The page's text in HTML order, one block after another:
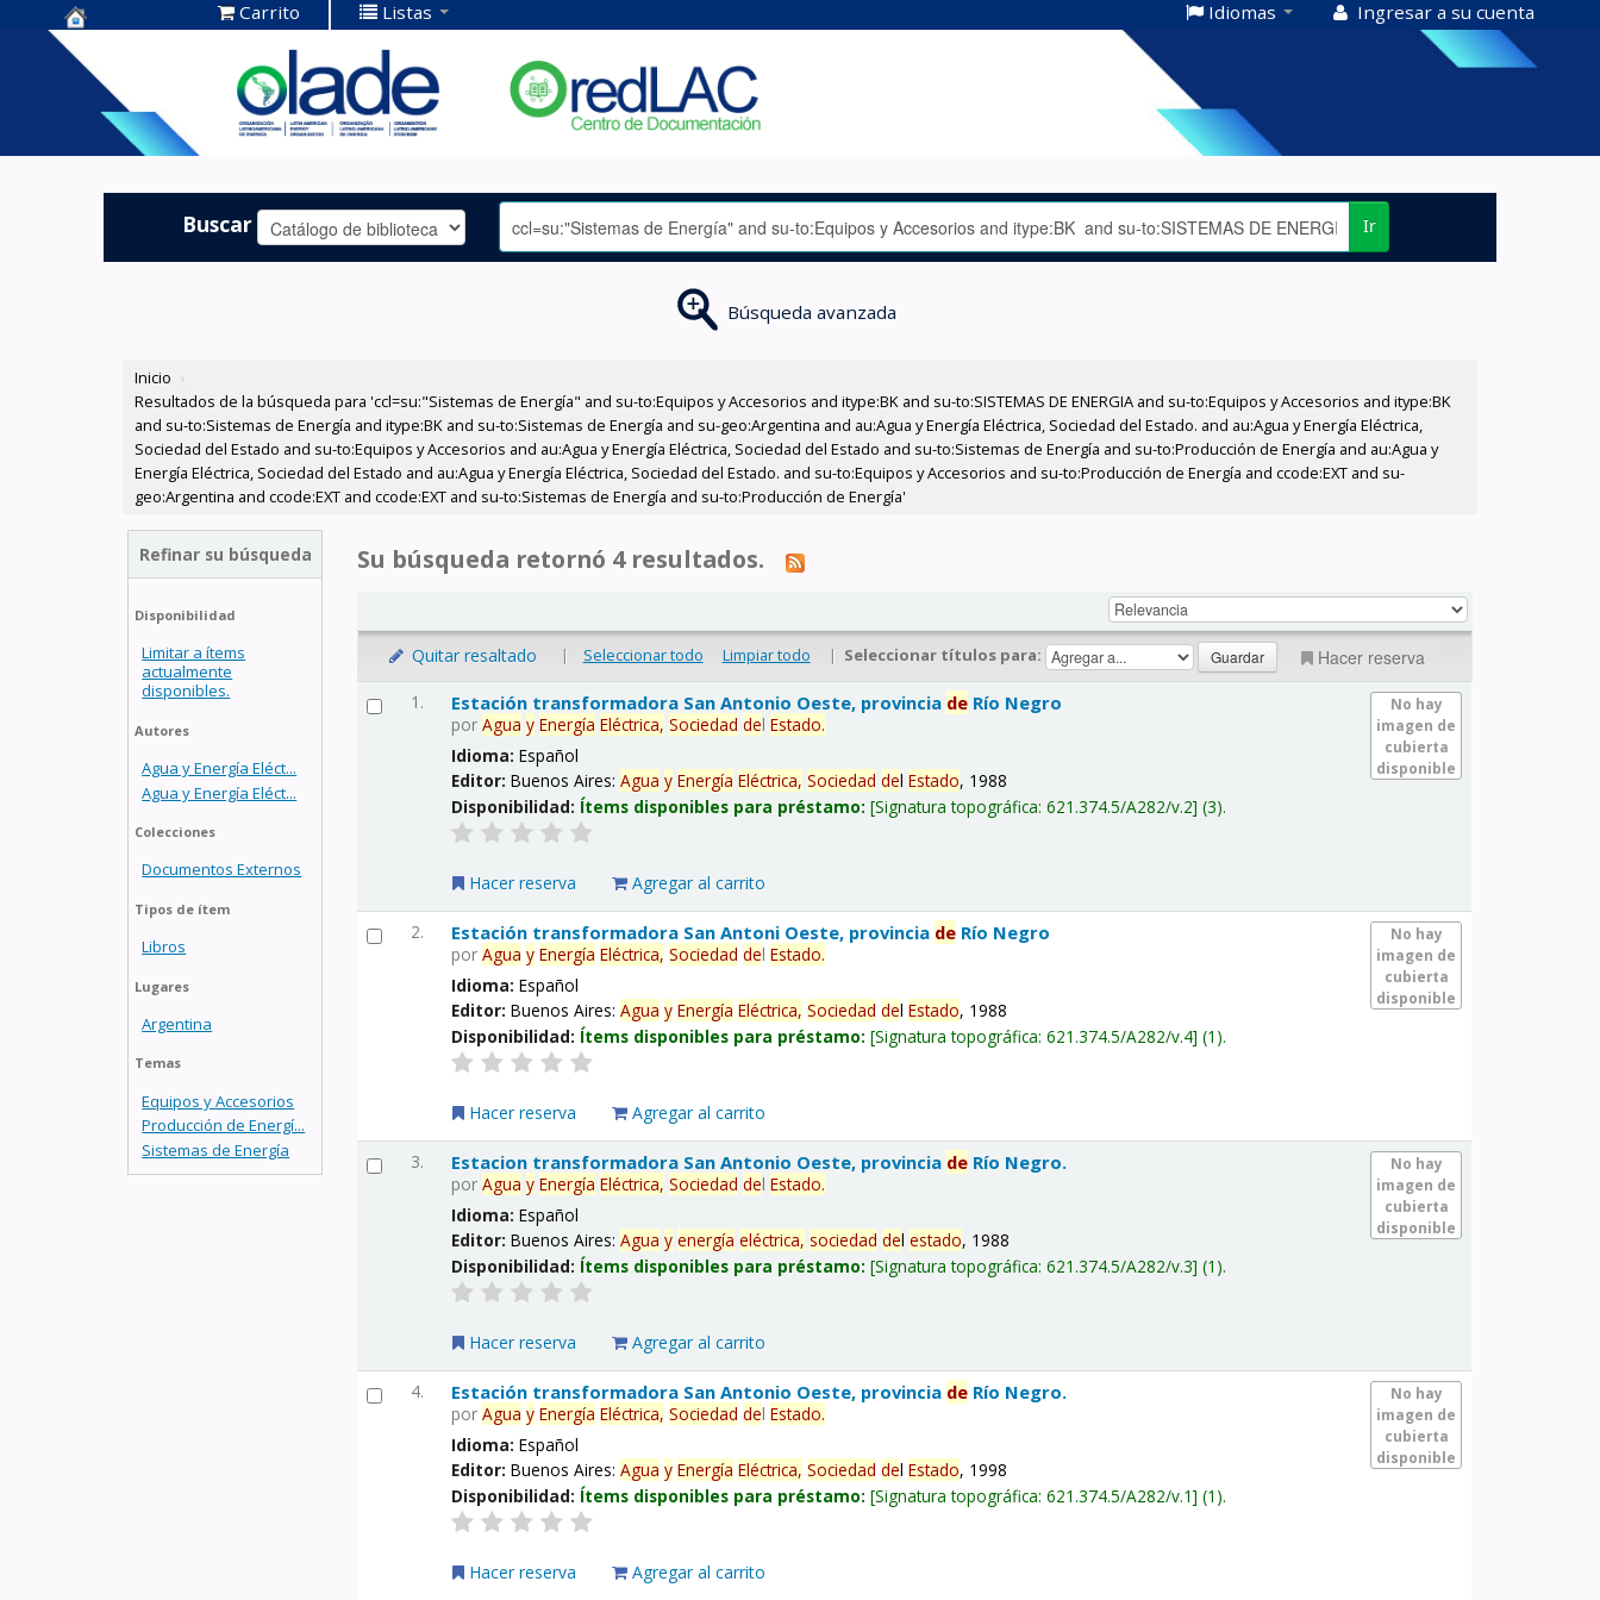
Centro de
Documentación
OLADE -
Carrito Listas Idiomas Ingresar a su cuenta
Buscar Ir
Búsqueda avanzada
Inicio ›
Resultados de la búsqueda para 'ccl=su:"Sistemas de Energía" and su-to:Equipos y Accesorios and itype:BK and su-to:SISTEMAS DE ENERGIA and su-to:Equipos y Accesorios and itype:BK
and su-to:Sistemas de Energía and itype:BK and su-to:Sistemas de Energía and su-geo:Argentina and au:Agua y Energía Eléctrica, Sociedad del Estado. and au:Agua y Energía Eléctrica,
Sociedad del Estado and su-to:Equipos y Accesorios and au:Agua y Energía Eléctrica, Sociedad del Estado and su-to:Sistemas de Energía and su-to:Producción de Energía and au:Agua y
Energía Eléctrica, Sociedad del Estado and au:Agua y Energía Eléctrica, Sociedad del Estado. and su-to:Equipos y Accesorios and su-to:Producción de Energía and ccode:EXT and su-
geo:Argentina and ccode:EXT and ccode:EXT and su-to:Sistemas de Energía and su-to:Producción de Energía'
Refinar su búsqueda
Disponibilidad
Limitar a ítems
actualmente
disponibles.
Autores
Agua y Energía Eléct...
Agua y Energía Eléct...
Colecciones
Documentos Externos
Tipos de ítem
Libros
Lugares
Argentina
Temas
Equipos y Accesorios
Producción de Energí...
Sistemas de Energía
Su búsqueda retornó 4 resultados.
Quitar resaltado | Seleccionar todo Limpiar todo | Seleccionar títulos para: Hacer reserva
1.
No hay
imagen de
cubierta
disponible
Estación transformadora San Antonio Oeste, provincia de Río Negro
porAgua y Energía Eléctrica, Sociedad delEstado.
Idioma:Español
Editor:Buenos Aires:Agua y Energía Eléctrica, Sociedad delEstado, 1988
Disponibilidad: Ítems disponibles para préstamo: Signatura topográfica:621.374.5/A282/v.2 (3).
Hacer reserva Agregar al carrito
2.
No hay
imagen de
cubierta
disponible
Estación transformadora San Antoni Oeste, provincia de Río Negro
porAgua y Energía Eléctrica, Sociedad delEstado.
Idioma:Español
Editor:Buenos Aires:Agua y Energía Eléctrica, Sociedad delEstado, 1988
Disponibilidad: Ítems disponibles para préstamo: Signatura topográfica:621.374.5/A282/v.4 (1).
Hacer reserva Agregar al carrito
3.
No hay
imagen de
cubierta
disponible
Estacion transformadora San Antonio Oeste, provincia de Río Negro.
porAgua y Energía Eléctrica, Sociedad delEstado.
Idioma:Español
Editor:Buenos Aires:Agua y energía eléctrica, sociedad delestado, 1988
Disponibilidad: Ítems disponibles para préstamo: Signatura topográfica:621.374.5/A282/v.3 (1).
Hacer reserva Agregar al carrito
4.
No hay
imagen de
cubierta
disponible
Estación transformadora San Antonio Oeste, provincia de Río Negro.
porAgua y Energía Eléctrica, Sociedad delEstado.
Idioma:Español
Editor:Buenos Aires:Agua y Energía Eléctrica, Sociedad delEstado, 1998
Disponibilidad: Ítems disponibles para préstamo: Signatura topográfica:621.374.5/A282/v.1 (1).
Hacer reserva Agregar al carrito